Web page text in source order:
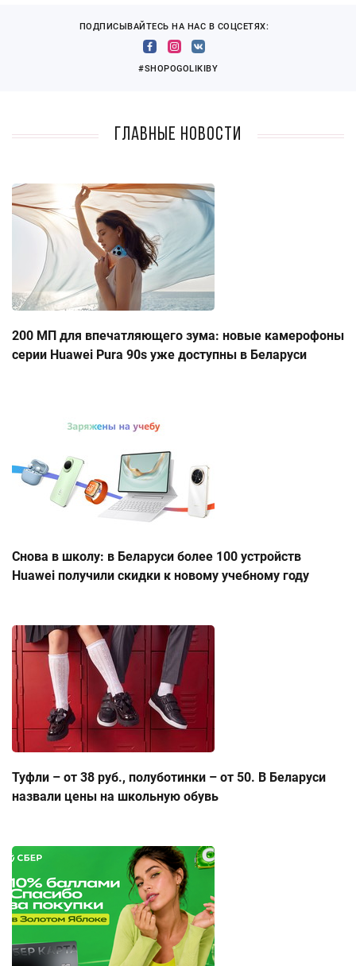
ПОДПИСЫВАЙТЕСЬ НА НАС В СОЦСЕТЯХ:
#SHOPOGOLIKIBY
Главные новости
200 МП для впечатляющего зума: новые камерофоны
серии Huawei Pura 90s уже доступны в Беларуси
Снова в школу: в Беларуси более 100 устройств
Huawei получили скидки к новому учебному году
Туфли – от 38 руб., полуботинки – от 50. В Беларуси
назвали цены на школьную обувь